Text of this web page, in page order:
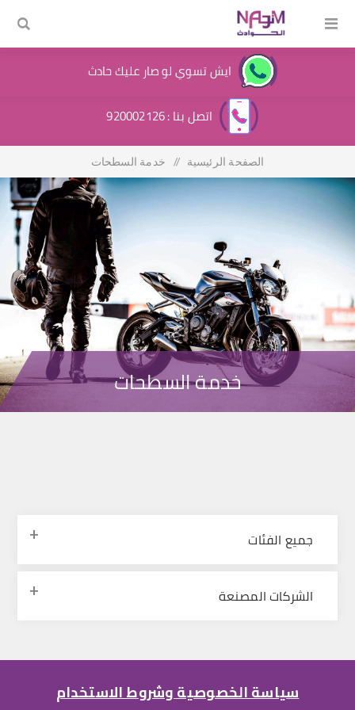
ايش تسوي لو صار عليك حادث
اتصل بنا : 920002126
الصفحة الرئيسية / خدمة السطحات
خدمة السطحات
جميع الفئات
الشركات المصنعة
سياسة الخصوصية وشروط الاستخدام